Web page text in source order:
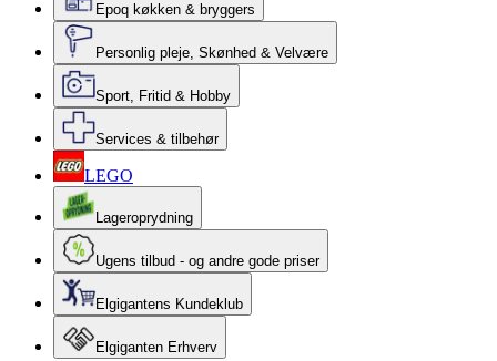
Epoq køkken & bryggers
Personlig pleje, Skønhed & Velvære
Sport, Fritid & Hobby
Services & tilbehør
LEGO
Lageroprydning
Ugens tilbud - og andre gode priser
Elgigantens Kundeklub
Elgiganten Erhverv